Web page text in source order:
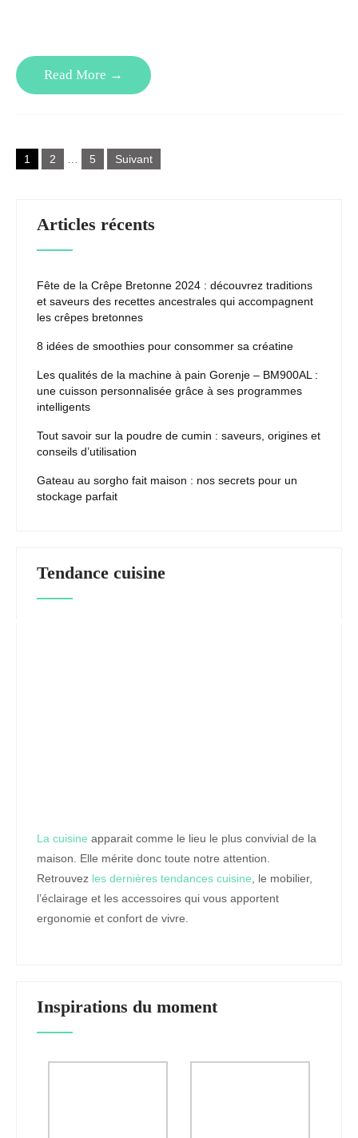
Read More →
Pagination
des
1 2 5 Suivant
Articles récents
Fête de la Crêpe Bretonne 2024 : découvrez traditions
et saveurs des recettes ancestrales qui accompagnent
les crêpes bretonnes
8 idées de smoothies pour consommer sa créatine
Les qualités de la machine à pain Gorenje – BM900AL :
une cuisson personnalisée grâce à ses programmes
intelligents
Tout savoir sur la poudre de cumin : saveurs, origines et
conseils d’utilisation
Gateau au sorgho fait maison : nos secrets pour un
stockage parfait
Tendance cuisine
La cuisine apparait comme le lieu le plus convivial de la
maison. Elle mérite donc toute notre attention.
Retrouvez les dernières tendances cuisine , le mobilier,
l’éclairage et les accessoires qui vous apportent
ergonomie et confort de vivre.
Inspirations du moment